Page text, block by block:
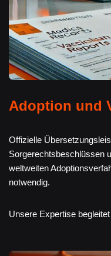
Adoption und
Offizielle
Sorgerechtsbeschlüssen
weltweiten
notwendig.
Unsere Expertise